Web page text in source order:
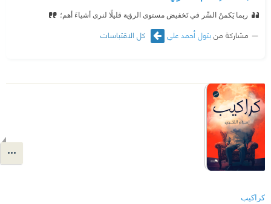
ربما يَكمنُ السِّر في تَخفيض مستوى الرؤية قليلًا لنرى أشياءَ أهم؛
مشاركة من بتول أحمد علي كل الاقتباسات
كراكيب